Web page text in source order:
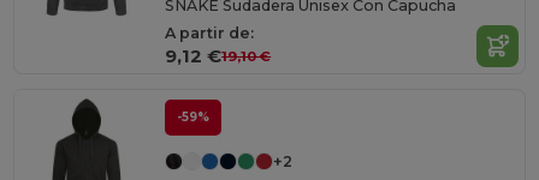
SNAKE Sudadera Unisex Con Capucha
A partir de:
9,12 €19,10 €
-59%
+2